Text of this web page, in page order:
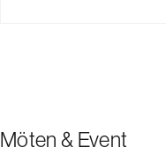
Möten & Event